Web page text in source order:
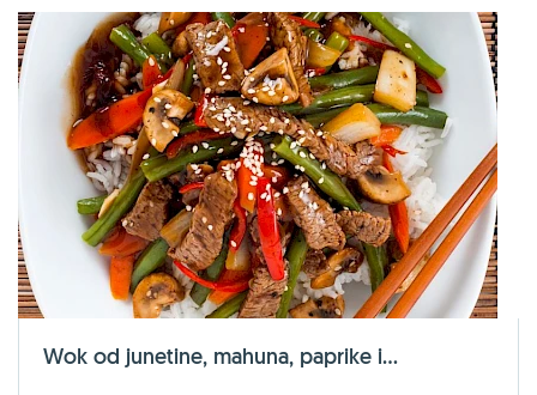
Wok od junetine, mahuna, paprike i...